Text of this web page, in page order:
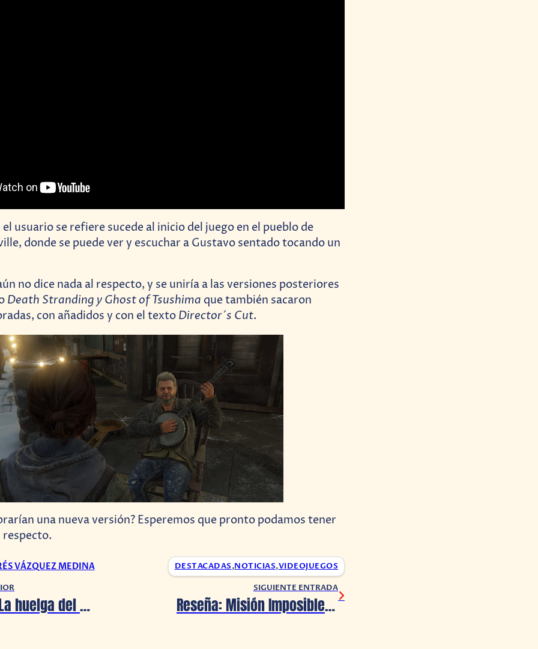
el usuario se refiere sucede al inicio del juego en el pueblo de
donde se puede ver y escuchar a Gustavo sentado tocando un
no dice nada al respecto, y se uniría a las versiones posteriores
Death Stranding y Ghost of Tsushima que también sacaron
con añadidos y con el texto Director´s Cut.
una nueva versión? Esperemos que pronto podamos tener
respecto.
VÁZQUEZ MEDINA DESTACADAS,NOTICIAS,VIDEOJUEGOS
Hollywood: La huelga del SAG paraliza la tv y el cine
SIGUIENTE ENTRADA
Reseña: Misión Imposible: Sentencia Mortal – Parte 1